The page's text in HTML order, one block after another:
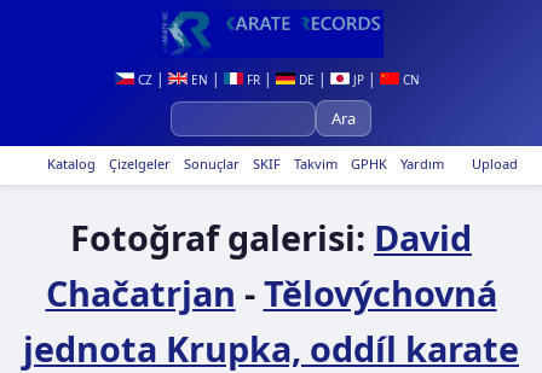
CZ | EN | FR | DE | JP | CN
Upload
Katalog Çizelgeler Sonuçlar SKIF Takvim GPHK Yardım
Fotoğraf galerisi: David
Chačatrjan -Tělovýchovná
jednota Krupka, oddíl karate